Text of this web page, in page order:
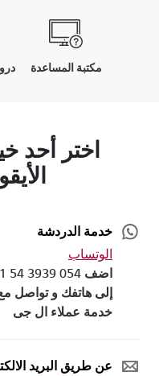
مكتبة المساعدة
اختر أحد
خدمة الدردشة
الوتساب
اضف 054 3939 54 971+
إلى هاتفك و تواصل
خدمة عملاء ال جى
عن طريق البريد